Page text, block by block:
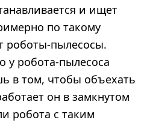
и ищет
по такому
роботы-пылесосы.
у робота-пылесоса
в том, чтобы объехать
он в замкнутом
робота с таким